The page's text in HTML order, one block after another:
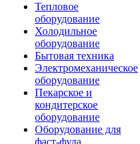
Тепловое
оборудование
Холодильное
оборудование
Бытовая техника
Электромеханическое
оборудование
Пекарское и
кондитерское
оборудование
Оборудование для
фаст-фуда